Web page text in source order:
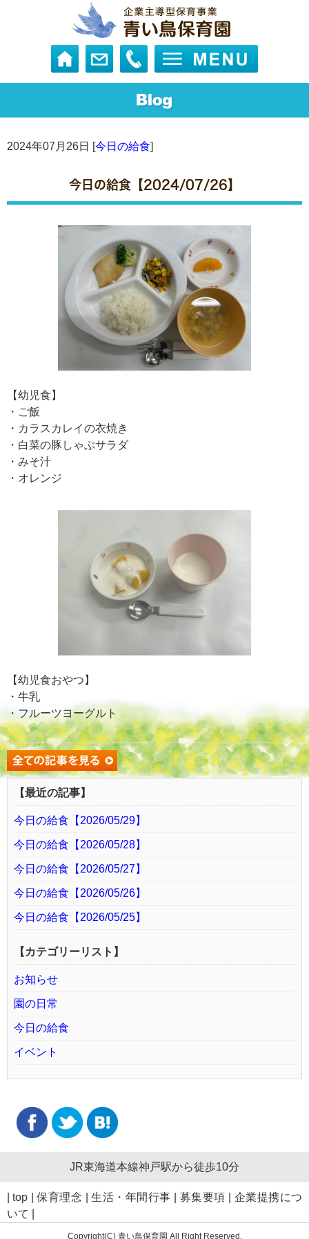
2024年07月26日 [今日の給食]
今日の給食【2024/07/26】
【幼児食】
・ご飯
・カラスカレイの衣焼き
・白菜の豚しゃぶサラダ
・みそ汁
・オレンジ
【幼児食おやつ】
・牛乳
・フルーツヨーグルト
【最近の記事】
今日の給食【2026/05/29】
今日の給食【2026/05/28】
今日の給食【2026/05/27】
今日の給食【2026/05/26】
今日の給食【2026/05/25】
【カテゴリーリスト】
お知らせ
園の日常
今日の給食
イベント
JR東海道本線神戸駅から徒歩10分
|top |保育理念 |生活・年間行事 募集要項
企業提携につ
いて
Copyright(C) 青い鳥保育園 All Right Reserved.